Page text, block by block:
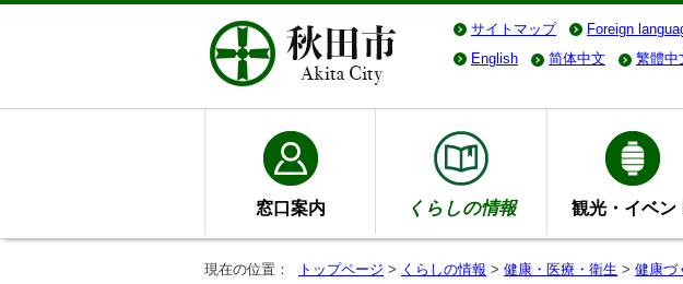
サイトマップ Foreign
English
简体中文 繁體中
窓口案内 くらしの情報 観光・イベン
現在の位置： トップページ > くらしの情報 > 健康・医療・衛生 > 健康づ